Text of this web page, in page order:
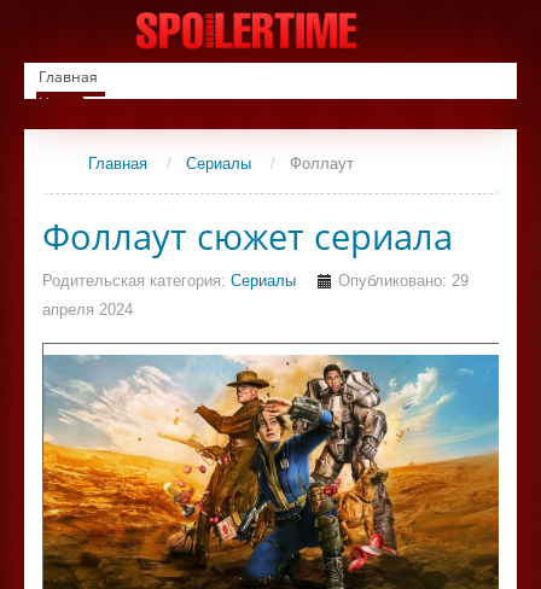
Главная
Новинки
Список фильмов
СериалыГлавная / Сериалы / Фоллаут
Фоллаут сюжет сериала
Родительская категория: Сериалы
Опубликовано: 29
апреля 2024